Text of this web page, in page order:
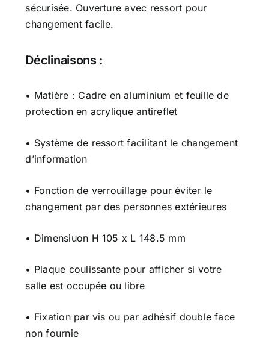
sécurisée. Ouverture avec ressort pour
changement facile.
Déclinaisons :
• Matière : Cadre en aluminium et feuille de
protection en acrylique antireflet
• Système de ressort facilitant le changement
d’information
• Fonction de verrouillage pour éviter le
changement par des personnes extérieures
• Dimensiuon H 105 x L 148.5 mm
• Plaque coulissante pour afficher si votre
salle est occupée ou libre
• Fixation par vis ou par adhésif double face
non fournie